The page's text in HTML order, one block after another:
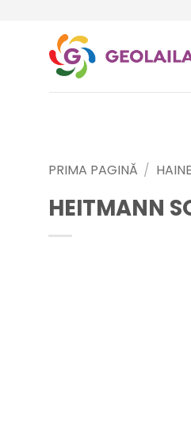
conținut
PRIMA PAGINĂ /
HEITMANN